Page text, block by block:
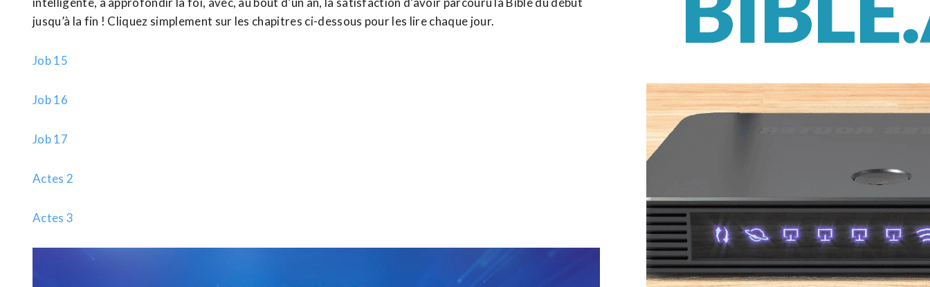
jusqu’à la fin ! Cliquez simplement sur les chapitres ci-dessous pour les lire chaque jour.
Job 15
Job 16
Job 17
Actes 2
Actes 3